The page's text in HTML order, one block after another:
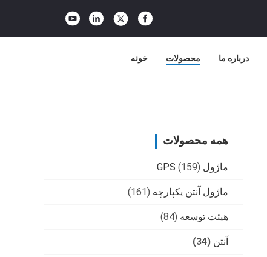
خونه محصولات درباره ما
همه محصولات
ماژول GPS (159)
ماژول آنتن یکپارچه (161)
هیئت توسعه (84)
آنتن (34)